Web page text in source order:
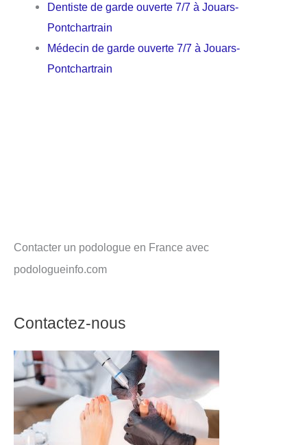
Dentiste de garde ouverte 7/7 à Jouars-
Pontchartrain
Médecin de garde ouverte 7/7 à Jouars-
Pontchartrain
Contacter un podologue en France avec
podologueinfo.com
Contactez-nous